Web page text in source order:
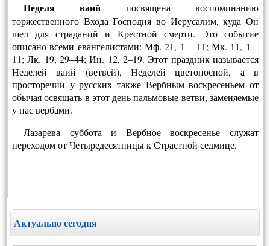
Неделя ваий посвящена воспоминанию
торжественного Входа Господня во Иерусалим, куда Он
шел для страданий и Крестной смерти. Это событие
описано всеми евангелистами: Мф. 21, 1 – 11; Мк. 11, 1 –
11; Лк. 19, 29–44; Ин. 12, 2–19. Этот праздник называется
Неделей ваий (ветвей), Неделей цветоносной, а в
просторечии у русских также Вербным воскресеньем от
обычая освящать в этот день пальмовые ветви, заменяемые
у нас вербами.
Лазарева суббота и Вербное воскресенье служат
переходом от Четыредесят­ницы к Страстной седмице.
Актуально сегодня